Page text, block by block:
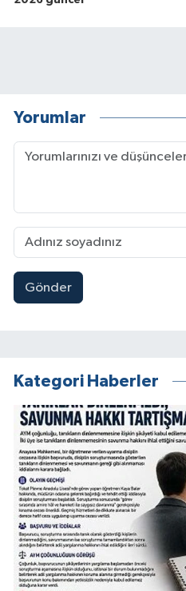
Yorumlar
Gönder
Kategori Haberler